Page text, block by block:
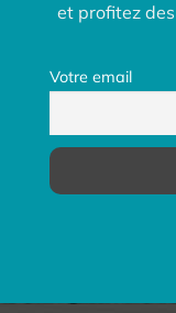
et profitez
Votre email